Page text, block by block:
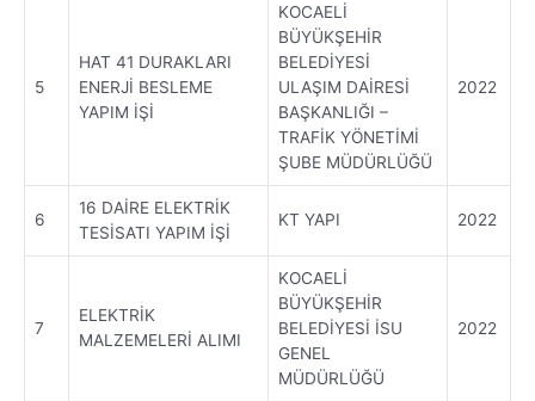
5
HAT 41 DURAKLARI
ENERJİ BESLEME
YAPIM İŞİ
KOCAELİ
BÜYÜKŞEHİR
BELEDİYESİ
ULAŞIM DAİRESİ
BAŞKANLIĞI –
TRAFİK YÖNETİMİ
ŞUBE MÜDÜRLÜĞÜ
2022
6
16 DAİRE ELEKTRİK
TESİSATI YAPIM İŞİ
KT YAPI 2022
7
ELEKTRİK
MALZEMELERİ ALIMI
KOCAELİ
BÜYÜKŞEHİR
BELEDİYESİ İSU
GENEL
MÜDÜRLÜĞÜ
2022